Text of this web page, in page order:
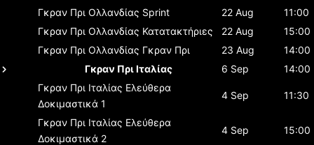
Γκραν Πρι Ολλανδίας Sprint 22 Aug
11:00
Γκραν Πρι Ολλανδίας Κατατακτήριες 22 Aug
15:00
Γκραν Πρι Ολλανδίας Γκραν Πρι 23 Aug
14:00
Γκραν Πρι Ιταλίας
6 Sep
14:00
Γκραν Πρι Ιταλίας Ελεύθερα
Δοκιμαστικά 1
4 Sep 11:30
Γκραν Πρι Ιταλίας Ελεύθερα
Δοκιμαστικά 2
4 Sep 15:00